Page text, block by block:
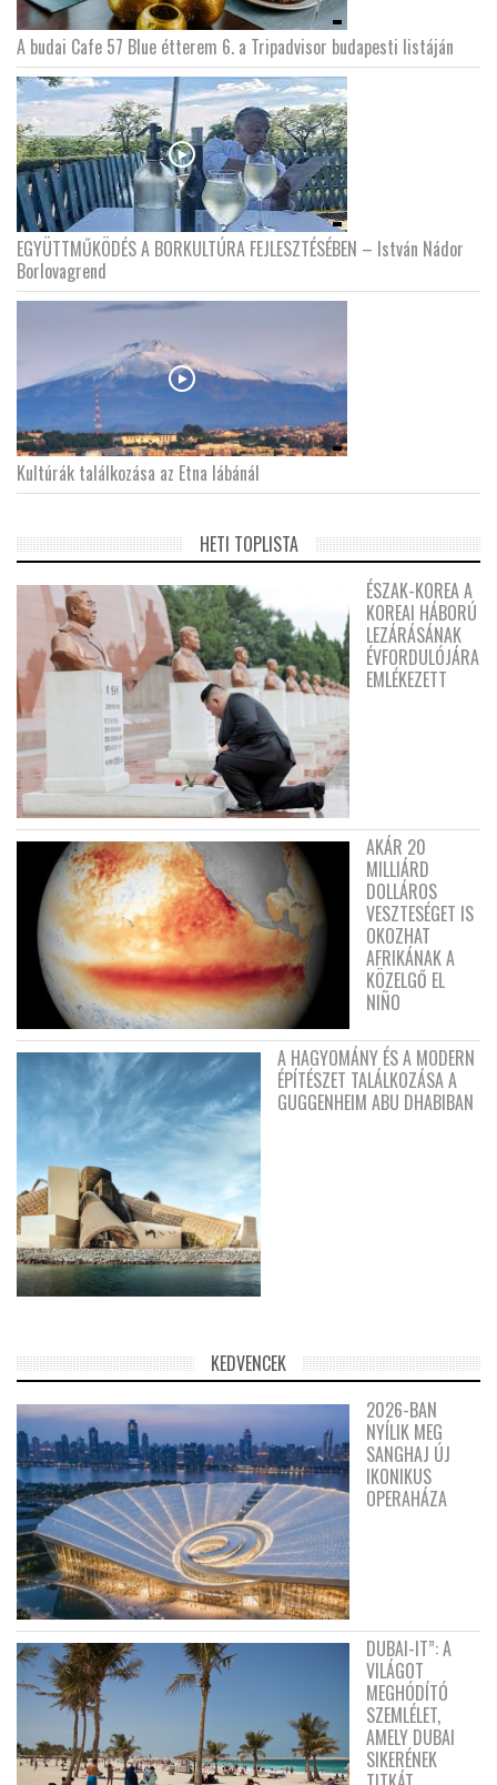
A budai Cafe 57 Blue étterem 6. a Tripadvisor budapesti listáján
EGYÜTTMŰKÖDÉS A BORKULTÚRA FEJLESZTÉSÉBEN – István Nádor
Borlovagrend
Kultúrák találkozása az Etna lábánál
HETI TOPLISTA
ÉSZAK-KOREA A
KOREAI HÁBORÚ
LEZÁRÁSÁNAK
ÉVFORDULÓJÁRA
EMLÉKEZETT
AKÁR 20
MILLIÁRD
DOLLÁROS
VESZTESÉGET IS
OKOZHAT
AFRIKÁNAK A
KÖZELGŐ EL
NIÑO
A HAGYOMÁNY ÉS A MODERN
ÉPÍTÉSZET TALÁLKOZÁSA A
GUGGENHEIM ABU DHABIBAN
KEDVENCEK
2026-BAN
NYÍLIK MEG
SANGHAJ ÚJ
IKONIKUS
OPERAHÁZA
DUBAI-IT”: A
VILÁGOT
MEGHÓDÍTÓ
SZEMLÉLET,
AMELY DUBAI
SIKERÉNEK